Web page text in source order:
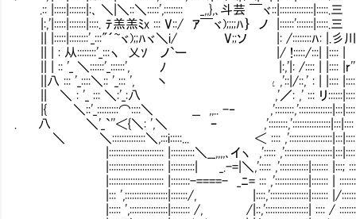
.:: |:::::|:::::::|:､ ＼|＼::＼:::::',:::::::: _,,},､斗芸 ￣ヾ
|:,'|:::::|:::::::|::::. ﾃ羔羔ﾐx ::: V::/ ｱ￣ヾ
|| |:::::|::::::::'_:::"´~ヾ);;ﾊヾ＼i/ V;;ソ |: /::::::::ﾊ: |.彡川川
|| | : 从::::::::'_:::ヽ 乂ｿ ノ`ー |/ !:::::/:::| |:::: |
|| | :: '_ ＼::::::'_::::::', ﾉ |:,'|: /:::: | |:::: |r''
||八 ::: '_::::＼:: '_::: ', 丶 ι,'::|/::,' : | |:::: |::::
|| ＼ : '_ ::: ＼:'_:八 ,'／: ,' ::: リ::::::|::::
|{ ＼::'_:::::::::⌒::::＼ __ ,,.. -‐ ,'::::::::,'::::::::::::::|:::|::::
. 八 ＼'_`''＜{＼: ',＼ ｰ ,'::::::::,'::::::::::::::::|:::|::::
＼ ＼::::::::::::::＼,:::i:::::... ＜ :::: ,'::::::::::::::::::|:::|:::: ミ
|::::::::::::::::::::::: |::::::::::＼__,,,,
|::::::::::::::::::::::: |::::::::::| _.-=|＼,':::::
|::::::::::::::::::::::: |::::::::-====-
|::: ',::::::::::::::::::|:::::::/, |::::,'::::::::::::::::|::::::: |/:::::: 彡
|::::: ',::::::::::::::::|:::::::: /, /|::,'::::::::::::::::::| :::: / :::::::